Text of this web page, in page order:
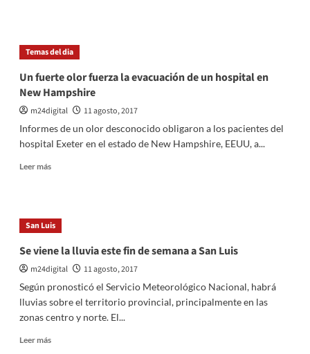
del
Norte
a
3,5
millones
voluntarios
para
Temas del dia
Un fuerte olor fuerza la evacuación de un hospital en
New Hampshire
m24digital
11 agosto, 2017
Informes de un olor desconocido obligaron a los pacientes del
hospital Exeter en el estado de New Hampshire, EEUU, a...
Leer másLeer
fuerte
olor
la
evacuación
hospital
en
San Luis
Se viene la lluvia este fin de semana a San Luis
m24digital
11 agosto, 2017
Según pronosticó el Servicio Meteorológico Nacional, habrá
lluvias sobre el territorio provincial, principalmente en las
zonas centro y norte. El...
Leer másLeer